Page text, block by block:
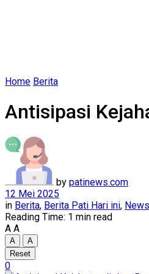
Home Berita
Antisipasi
by patinews.com
12 Mei 2025
in Berita, Berita Pati Hari ini, News
Reading Time: 1 min read
A A
A
A
Reset
0